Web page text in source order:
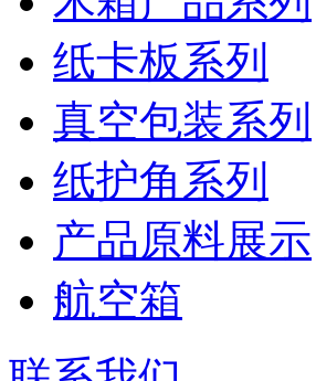
纸卡板系列
真空包装系列
纸护角系列
产品原料展示
航空箱